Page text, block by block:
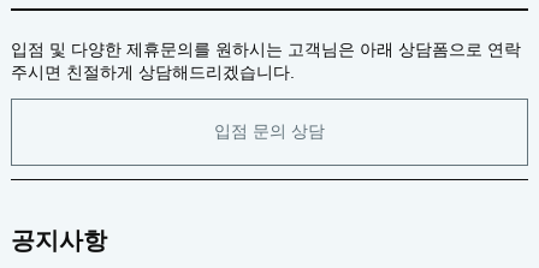
입점 및 다양한 제휴문의를 원하시는 고객님은 아래 상담폼으로 연락
주시면 친절하게 상담해드리겠습니다.
입점 문의 상담
공지사항